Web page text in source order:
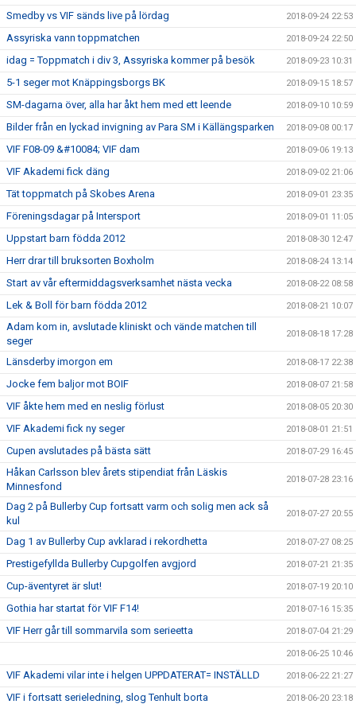
Smedby vs VIF sänds live på lördag 2018-09-24 22:53
Assyriska vann toppmatchen 2018-09-24 22:50
idag = Toppmatch i div 3, Assyriska kommer på besök 2018-09-23 10:31
5-1 seger mot Knäppingsborgs BK 2018-09-15 18:57
SM-dagarna över, alla har åkt hem med ett leende 2018-09-10 10:59
Bilder från en lyckad invigning av Para SM i Källängsparken 2018-09-08 00:17
VIF F08-09 &#10084; VIF dam 2018-09-06 19:13
VIF Akademi fick däng 2018-09-02 21:06
Tät toppmatch på Skobes Arena 2018-09-01 23:35
Föreningsdagar på Intersport 2018-09-01 11:05
Uppstart barn födda 2012 2018-08-30 12:47
Herr drar till bruksorten Boxholm 2018-08-24 13:14
Start av vår eftermiddagsverksamhet nästa vecka 2018-08-22 08:58
Lek & Boll för barn födda 2012 2018-08-21 10:07
Adam kom in, avslutade kliniskt och vände matchen till
seger
2018-08-18 17:28
Länsderby imorgon em 2018-08-17 22:38
Jocke fem baljor mot BOIF 2018-08-07 21:58
VIF åkte hem med en neslig förlust 2018-08-05 20:30
VIF Akademi fick ny seger 2018-08-01 21:51
Cupen avslutades på bästa sätt 2018-07-29 16:45
Håkan Carlsson blev årets stipendiat från Läskis
Minnesfond
2018-07-28 23:16
Dag 2 på Bullerby Cup fortsatt varm och solig men ack så
kul
2018-07-27 20:55
Dag 1 av Bullerby Cup avklarad i rekordhetta 2018-07-27 08:25
Prestigefyllda Bullerby Cupgolfen avgjord 2018-07-21 21:35
Cup-äventyret är slut! 2018-07-19 20:10
Gothia har startat för VIF F14! 2018-07-16 15:35
VIF Herr går till sommarvila som serieetta 2018-07-04 21:29
2018-06-25 10:46
VIF Akademi vilar inte i helgen UPPDATERAT= INSTÄLLD 2018-06-22 21:27
VIF i fortsatt serieledning, slog Tenhult borta 2018-06-20 23:18